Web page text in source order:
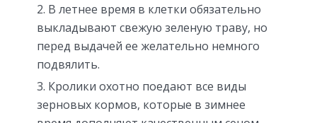
В летнее время в клетки обязательно
выкладывают свежую зеленую траву, но
перед выдачей ее желательно немного
подвялить.
Кролики охотно поедают все виды
зерновых кормов, которые в зимнее